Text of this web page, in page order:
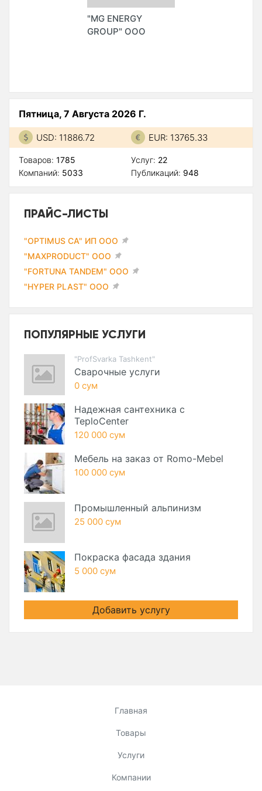
"MG ENERGY
GROUP" ООО
Пятница, 7 Августа 2026 Г.
USD: 11886.72 EUR: 13765.33
Товаров: 1785
Компаний: 5033
Услуг: 22
Публикаций: 948
ПРАЙС-ЛИСТЫ
"OPTIMUS CA" ИП ООО
"MAXPRODUCT" ООО
"FORTUNA TANDEM" ООО
"HYPER PLAST" ООО
ПОПУЛЯРНЫЕ УСЛУГИ
"ProfSvarka Tashkent"
Сварочные услуги
0 сум
Надежная сантехника с
TeploCenter
120 000 сум
Мебель на заказ от Romo-Mebel
100 000 сум
Промышленный альпинизм
25 000 сум
Покраска фасада здания
5 000 сум
Добавить услугу
Главная
Товары
Услуги
Компании